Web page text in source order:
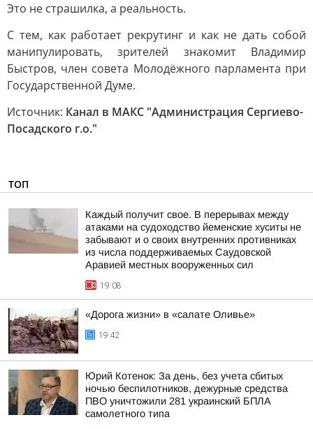
Это не страшилка, а реальность.
С тем, как работает рекрутинг и как не дать собой
манипулировать, зрителей знакомит Владимир
Быстров, член совета Молодёжного парламента при
Государственной Думе.
Источник: Канал в МАКС "Администрация Сергиево-
Посадского г.о."
ТОП
Каждый получит свое. В перерывах между
атаками на судоходство йеменские хуситы не
забывают и о своих внутренних противниках
из числа поддерживаемых Саудовской
Аравией местных вооруженных сил
19:08
«Дорога жизни» в «салате Оливье»
19:42
Юрий Котенок: За день, без учета сбитых
ночью беспилотников, дежурные средства
ПВО уничтожили 281 украинский БПЛА
самолетного типа